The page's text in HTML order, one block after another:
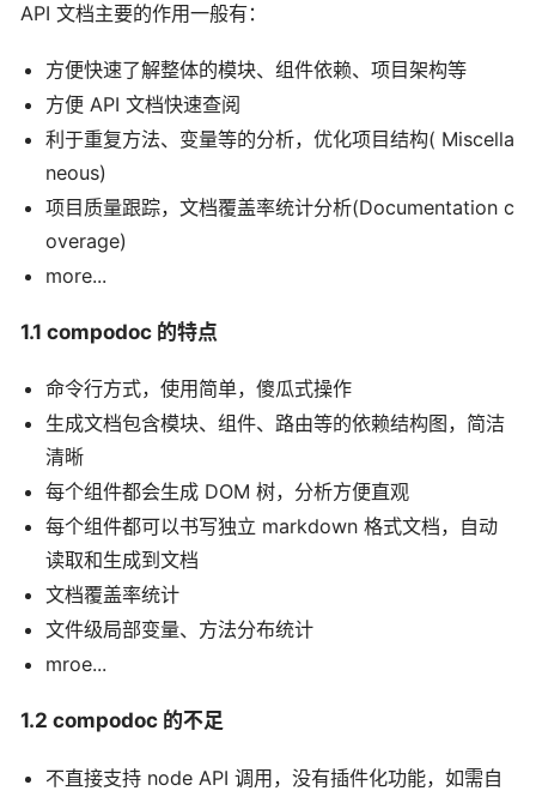
API 文档主要的作用一般有：
方便快速了解整体的模块、组件依赖、项目架构等
方便 API 文档快速查阅
利于重复方法、变量等的分析，优化项目结构( Miscella
neous)
项目质量跟踪，文档覆盖率统计分析(Documentation c
overage)
more...
1.1 compodoc 的特点
命令行方式，使用简单，傻瓜式操作
生成文档包含模块、组件、路由等的依赖结构图，简洁
清晰
每个组件都会生成 DOM 树，分析方便直观
每个组件都可以书写独立 markdown 格式文档，自动
读取和生成到文档
文档覆盖率统计
文件级局部变量、方法分布统计
mroe...
1.2 compodoc 的不足
不直接支持 node API 调用，没有插件化功能，如需自